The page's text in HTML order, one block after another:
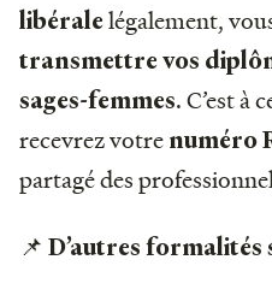
libéralelégalement,
transmettre vos
sages-femmes. C’est à
recevrez votre numéro
partagé des
📌 D’autres